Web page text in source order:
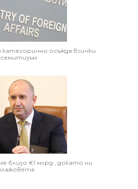
категорично осъжда всички
близо €1 млрд., докато ни